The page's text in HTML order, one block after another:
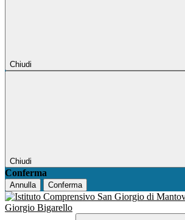
Chiudi
Chiudi
Conferma
Annulla Conferma